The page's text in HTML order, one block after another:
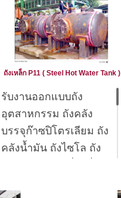
Electrical heater)
Hot water storage tank
(ถังเก็บน้ำร้อน)
Tank farm (ถังบรรจุ
ขนาดใหญ่ API 650)
Mobile tank (ถังบรรจุ
สำหรับติดตั้งกับรถ 10
ล้อ และรถพ่วง)
Mobile pot (ถังบรรจุสาร
เคมีสำหรับยกขึ้นรถ
ถังแรงดัน ถังผสมสี ถัง
บรรจุสารเคมี, ถังน้ำ
ร้อน, ถังน้ำเย็น, ถังน้ำ
ร้อน, ถังลม, ถังแรงดัน,
สุญญากาศ, ถังอบ
หม้อแปลงไฟฟ้า, Storage
tank, Pressure tank,
Chemical tank, Oil tank
ถังเหล็ก P11 ( Steel Hot Water Tank )
รับงานออกแบบถัง
อุตสาหกรรม ถังคลัง
บรรจุก๊าซปิโตรเลียม ถัง
คลังน้ำมัน ถังไซโล ถัง